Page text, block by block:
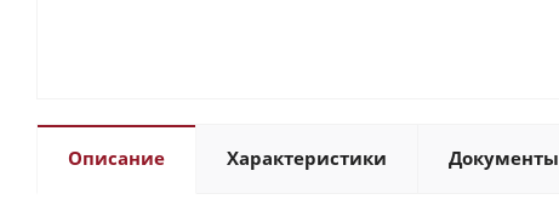
Описание Характеристики Документы